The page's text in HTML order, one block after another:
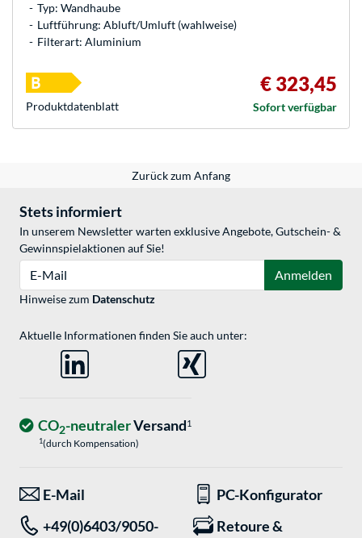
Typ: Wandhaube
Luftführung: Abluft/Umluft (wahlweise)
Filterart: Aluminium
€ 323,45
Sofort verfügbar
Produkt­datenblatt
Zurück zum Anfang
Stets informiert
In unserem Newsletter warten exklusive Angebote, Gutschein- &
Gewinnspielaktionen auf Sie!
Anmelden
Hinweise zum Datenschutz
Aktuelle Informationen finden Sie auch unter:
CO2-neutralerVersand1
1(durch Kompensation)
E-Mail
PC-Konfigurator
+49(0)6403/9050-
Retoure &